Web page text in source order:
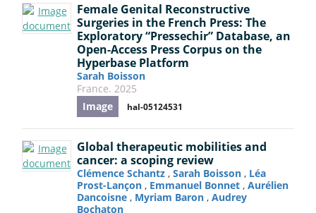
Female Genital Reconstructive
Surgeries in the French Press: The
Exploratory “Pressechir” Database, an
Open-Access Press Corpus on the
Hyperbase Platform
Sarah Boisson
France. 2025
Image
hal-05124531
Global therapeutic mobilities and
cancer: a scoping review
Clémence Schantz , Sarah Boisson , Léa
Prost-Lançon , Emmanuel Bonnet , Aurélien
Dancoisne , Myriam Baron , Audrey
Bochaton